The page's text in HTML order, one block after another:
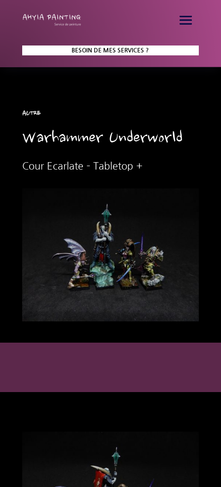
BESOIN DE MES SERVICES ?
AUTRE
Warhammer Underworld
Cour Ecarlate – Tabletop +